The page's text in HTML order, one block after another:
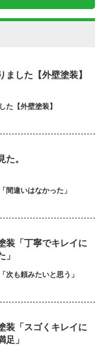
ました【外壁塗装】
た【外壁塗装】
。
間違いはなかった」
装「丁寧でキレイに
」
次も頼みたいと思う」
装「スゴくキレイに
足」